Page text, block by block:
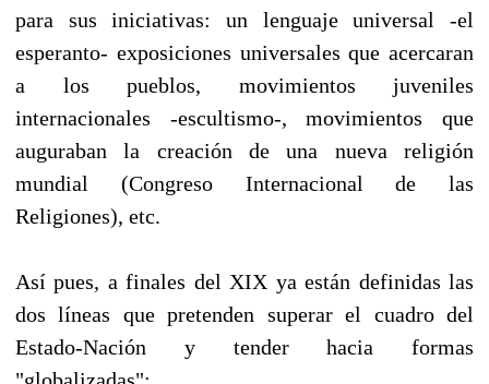
para sus iniciativas: un lenguaje universal -el
esperanto- exposiciones universales que acercaran
a los pueblos, movimientos juveniles
internacionales -escultismo-, movimientos que
auguraban la creación de una nueva religión
mundial (Congreso Internacional de las
Religiones), etc.
Así pues, a finales del XIX ya están definidas las
dos líneas que pretenden superar el cuadro del
Estado-Nación y tender hacia formas